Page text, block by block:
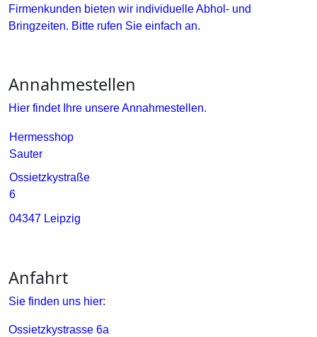
Firmenkunden bieten wir individuelle Abhol- und
Bringzeiten. Bitte rufen Sie einfach an.
Annahmestellen
Hier findet Ihre unsere Annahmestellen.
Hermesshop
Sauter
Ossietzkystraße
6
04347 Leipzig
Anfahrt
Sie finden uns hier:
Ossietzkystrasse 6a